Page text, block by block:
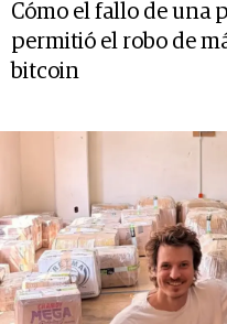
Cómo el fallo de una
permitió el robo de
bitcoin